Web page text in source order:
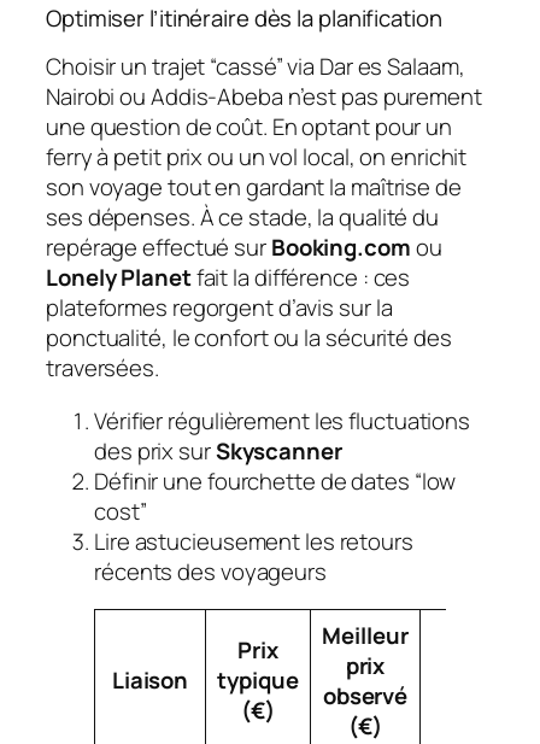
Optimiser l’itinéraire dès la planification
Choisir un trajet “cassé” via Dar es Salaam,
Nairobi ou Addis-Abeba n’est pas purement
une question de coût. En optant pour un
ferry à petit prix ou un vol local, on enrichit
son voyage tout en gardant la maîtrise de
ses dépenses. À ce stade, la qualité du
repérage effectué surBooking.comou
Lonely Planetfait la différence : ces
plateformes regorgent d’avis sur la
ponctualité, le confort ou la sécurité des
traversées.
Vérifier régulièrement les fluctuations
des prix surSkyscanner
Définir une fourchette de dates “low
cost”
Lire astucieusement les retours
récents des voyageurs
Liaison
Prix
typique
(€)
Meilleur
prix
observé
(€)